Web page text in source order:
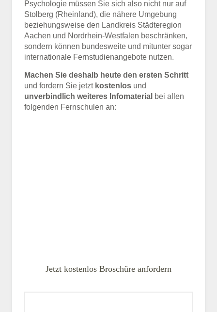
Psychologie müssen Sie sich also nicht nur auf
Stolberg (Rheinland), die nähere Umgebung
beziehungsweise den Landkreis Städteregion
Aachen und Nordrhein-Westfalen beschränken,
sondern können bundesweite und mitunter sogar
internationale Fernstudienangebote nutzen.
Machen Sie deshalb heute den ersten Schritt
und fordern Sie jetzt kostenlos und
unverbindlich weiteres Infomaterial bei allen
folgenden Fernschulen an:
Jetzt kostenlos Broschüre anfordern